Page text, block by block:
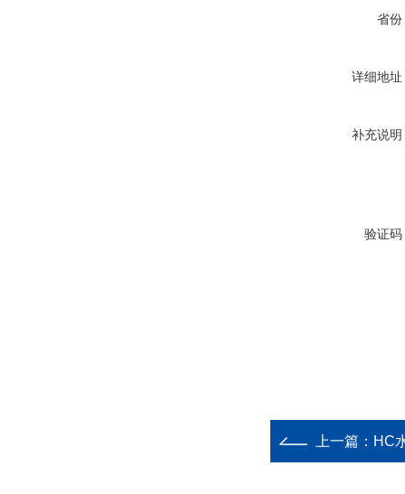
省份
详细地址
补充说明
验证码
上一篇： HC